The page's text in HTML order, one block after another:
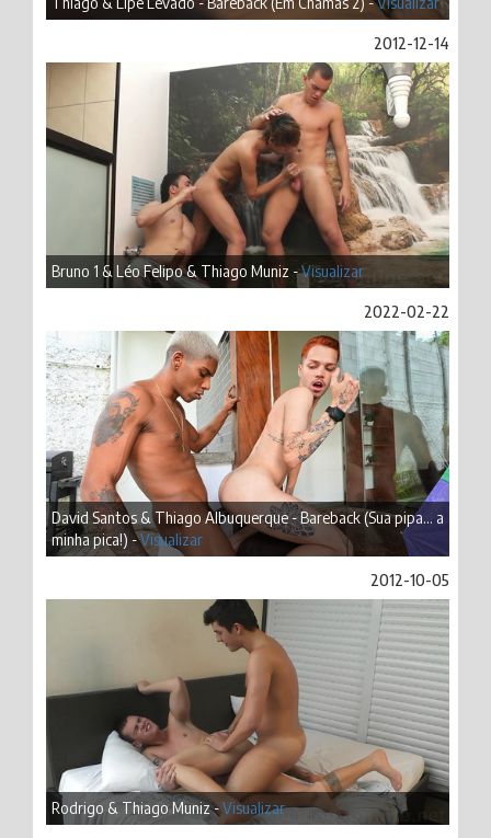
2012-12-14
Bruno 1 & Léo Felipo & Thiago Muniz -Visualizar
2022-02-22
David Santos & Thiago Albuquerque - Bareback (Sua pipa... a
minha pica!) -Visualizar
2012-10-05
Rodrigo & Thiago Muniz -Visualizar